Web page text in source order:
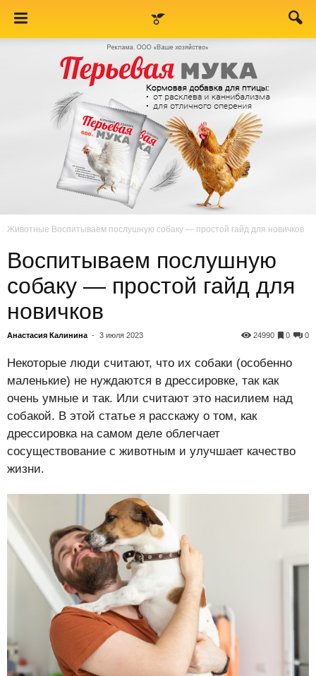
Животные Воспитываем послушную собаку — простой гайд для новичков
Воспитываем послушную
собаку — простой гайд для
новичков
Анастасия Калинина - 3 июля 2023 0
0
24990
Некоторые люди считают, что их собаки (особенно
маленькие) не нуждаются в дрессировке, так как
очень умные и так. Или считают это насилием над
собакой. В этой статье я расскажу о том, как
дрессировка на самом деле облегчает
сосуществование с животным и улучшает качество
жизни.